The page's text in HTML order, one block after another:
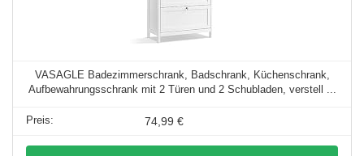
VASAGLE Badezimmerschrank, Badschrank, Küchenschrank,
Aufbewahrungsschrank mit 2 Türen und 2 Schubladen, verstell ...
74,99 €